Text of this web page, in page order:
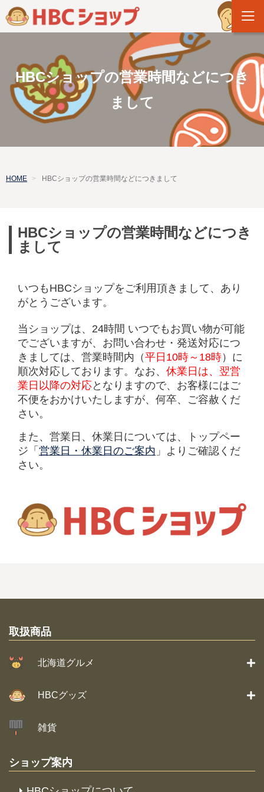
HBCショップの営業時間などにつき
まして
HOME HBCショップの営業時間などにつきまして
HBCショップの営業時間などにつき
まして
いつもHBCショップをご利用頂きまして、あり
がとうございます。
当ショップは、24時間 いつでもお買い物が可能
でございますが、 お問い合わせ・発送対応につ
きましては、営業時間内（平日10時～18時）に
順次対応しております。 なお、 休業日は、翌営
業日以降の対応となりますので、 お客様にはご
不便をおかけいたしますが、何卒、ご容赦くだ
さい。
また、営業日、休業日については、トップペー
ジ「 営業日・休業日のご案内 」よりご確認くだ
さい。
取扱商品
北海道グルメ
HBCグッズ
雑貨
ショップ案内